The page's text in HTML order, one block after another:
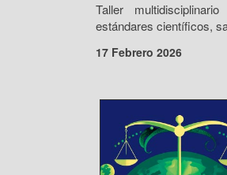
Taller multidisciplinario
estándares científicos,
17 Febrero 2026